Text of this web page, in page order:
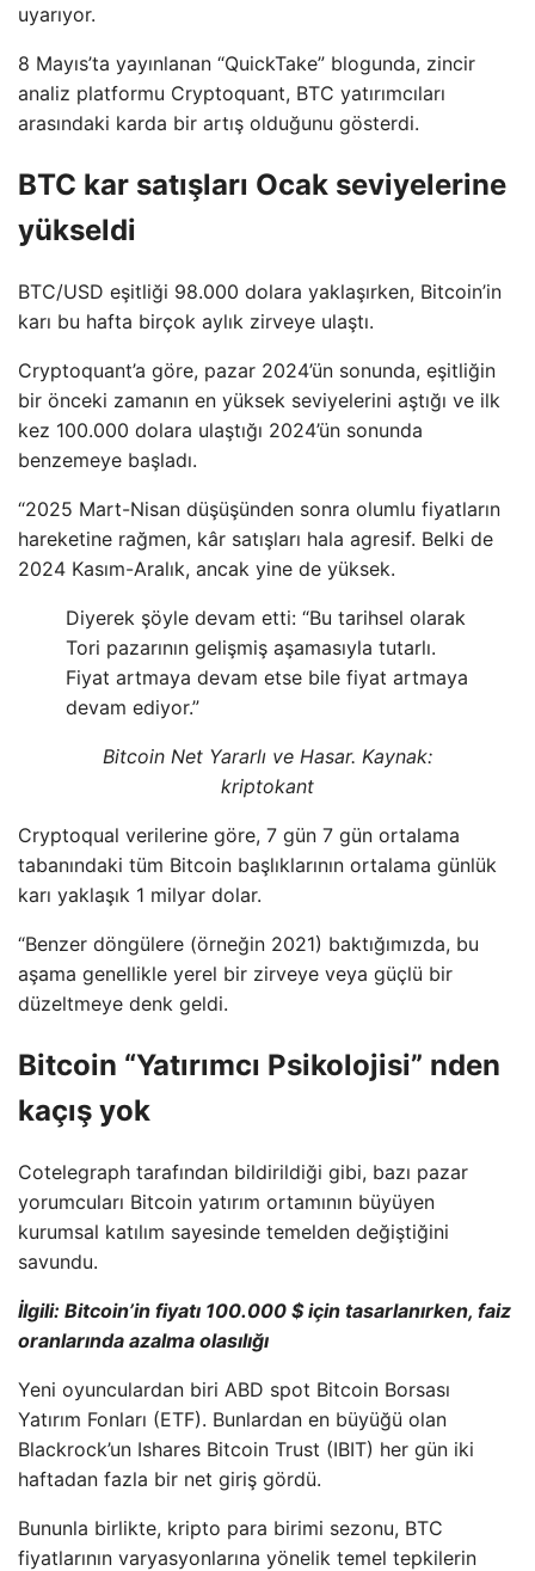
uyarıyor.
8 Mayıs’ta yayınlanan “QuickTake” blogunda, zincir
analiz platformu Cryptoquant, BTC yatırımcıları
arasındaki karda bir artış olduğunu gösterdi.
BTC kar satışları Ocak seviyelerine
yükseldi
BTC/USD eşitliği 98.000 dolara yaklaşırken, Bitcoin’in
karı bu hafta birçok aylık zirveye ulaştı.
Cryptoquant’a göre, pazar 2024’ün sonunda, eşitliğin
bir önceki zamanın en yüksek seviyelerini aştığı ve ilk
kez 100.000 dolara ulaştığı 2024’ün sonunda
benzemeye başladı.
“2025 Mart-Nisan düşüşünden sonra olumlu fiyatların
hareketine rağmen, kâr satışları hala agresif. Belki de
2024 Kasım-Aralık, ancak yine de yüksek.
Diyerek şöyle devam etti: “Bu tarihsel olarak
Tori pazarının gelişmiş aşamasıyla tutarlı.
Fiyat artmaya devam etse bile fiyat artmaya
devam ediyor.”
Bitcoin Net Yararlı ve Hasar. Kaynak:
kriptokant
Cryptoqual verilerine göre, 7 gün 7 gün ortalama
tabanındaki tüm Bitcoin başlıklarının ortalama günlük
karı yaklaşık 1 milyar dolar.
“Benzer döngülere (örneğin 2021) baktığımızda, bu
aşama genellikle yerel bir zirveye veya güçlü bir
düzeltmeye denk geldi.
Bitcoin “Yatırımcı Psikolojisi” nden
kaçış yok
Cotelegraph tarafından bildirildiği gibi, bazı pazar
yorumcuları Bitcoin yatırım ortamının büyüyen
kurumsal katılım sayesinde temelden değiştiğini
savundu.
İlgili: Bitcoin’in fiyatı 100.000 $ için tasarlanırken, faiz
oranlarında azalma olasılığı
Yeni oyunculardan biri ABD spot Bitcoin Borsası
Yatırım Fonları (ETF). Bunlardan en büyüğü olan
Blackrock’un Ishares Bitcoin Trust (IBIT) her gün iki
haftadan fazla bir net giriş gördü.
Bununla birlikte, kripto para birimi sezonu, BTC
fiyatlarının varyasyonlarına yönelik temel tepkilerin